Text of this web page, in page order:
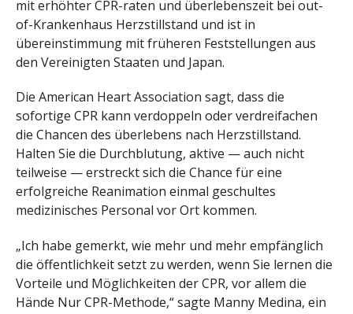
mit erhöhter CPR-raten und überlebenszeit bei out-
of-Krankenhaus Herzstillstand und ist in
übereinstimmung mit früheren Feststellungen aus
den Vereinigten Staaten und Japan.
Die American Heart Association sagt, dass die
sofortige CPR kann verdoppeln oder verdreifachen
die Chancen des überlebens nach Herzstillstand.
Halten Sie die Durchblutung, aktive — auch nicht
teilweise — erstreckt sich die Chance für eine
erfolgreiche Reanimation einmal geschultes
medizinisches Personal vor Ort kommen.
„Ich habe gemerkt, wie mehr und mehr empfänglich
die öffentlichkeit setzt zu werden, wenn Sie lernen die
Vorteile und Möglichkeiten der CPR, vor allem die
Hände Nur CPR-Methode,“ sagte Manny Medina, ein